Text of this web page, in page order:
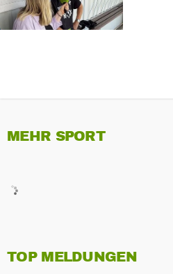
MEHR SPORT
TOP MELDUNGEN